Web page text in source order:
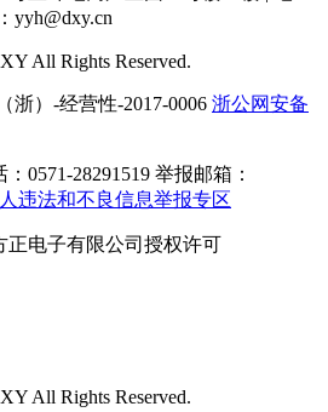
yyh@dxy.cn
All Rights Reserved.
（浙）-经营性-2017-0006 浙公网安备
0571-28291519 举报邮箱：
违法和不良信息举报专区
正电子有限公司授权许可
All Rights Reserved.